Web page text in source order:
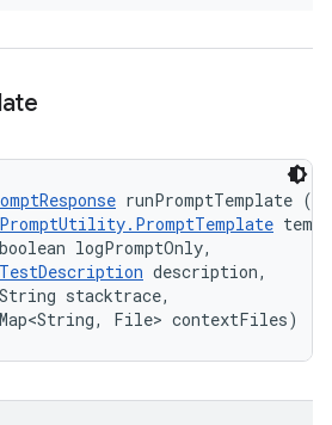
runPromptTemplate
PromptUtility.PromptTemplate
logPromptOnly,
TestDescription description,
stacktrace,
File> contextFiles)